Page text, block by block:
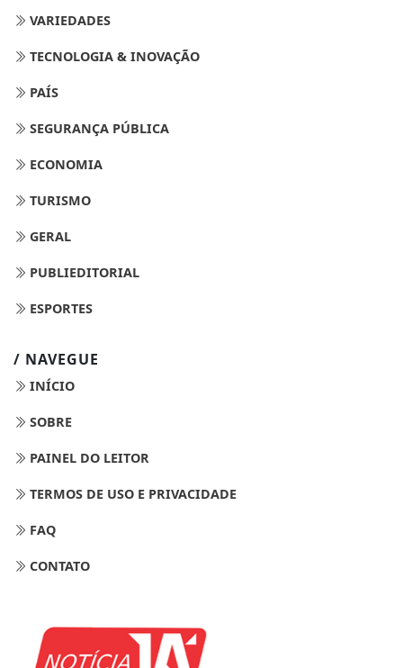
VARIEDADES
TECNOLOGIA & INOVAÇÃO
PAÍS
SEGURANÇA PÚBLICA
ECONOMIA
TURISMO
GERAL
PUBLIEDITORIAL
ESPORTES
/ NAVEGUE
INÍCIO
SOBRE
PAINEL DO LEITOR
TERMOS DE USO E PRIVACIDADE
FAQ
CONTATO